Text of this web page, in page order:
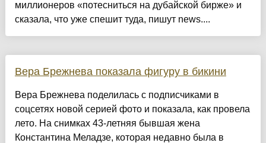
миллионеров «потесниться на дубайской бирже» и
сказала, что уже спешит туда, пишут news....
Вера Брежнева показала фигуру в бикини
Вера Брежнева поделилась с подписчиками в
соцсетях новой серией фото и показала, как провела
лето. На снимках 43-летняя бывшая жена
Константина Меладзе, которая недавно была в